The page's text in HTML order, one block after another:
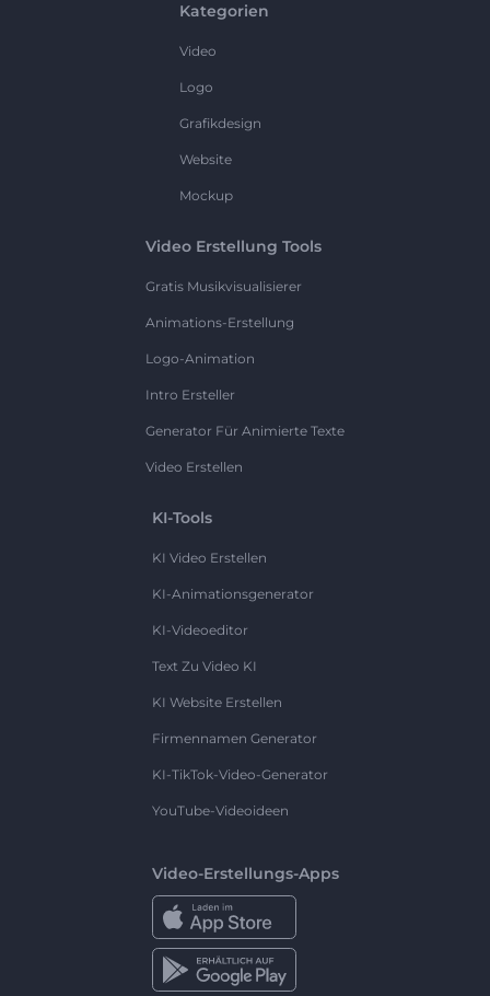
Kategorien
Video
Logo
Grafikdesign
Website
Mockup
Video Erstellung Tools
Gratis Musikvisualisierer
Animations-Erstellung
Logo-Animation
Intro Ersteller
Generator Für Animierte Texte
Video Erstellen
KI-Tools
KI Video Erstellen
KI-Animationsgenerator
KI-Videoeditor
Text Zu Video KI
KI Website Erstellen
Firmennamen Generator
KI-TikTok-Video-Generator
YouTube-Videoideen
Video-Erstellungs-Apps